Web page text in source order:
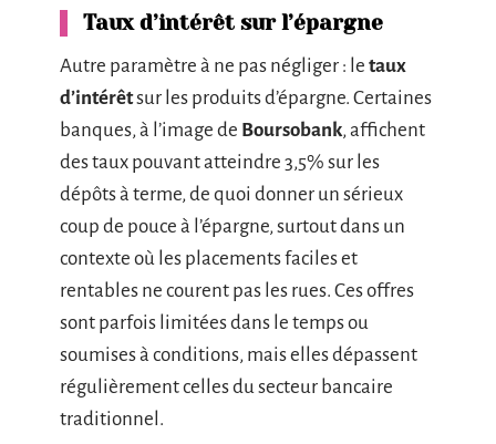
Taux d’intérêt sur l’épargne
Autre paramètre à ne pas négliger : le taux
d’intérêtsur les produits d’épargne. Certaines
banques, à l’image de Boursobank, affichent
des taux pouvant atteindre 3,5% sur les
dépôts à terme, de quoi donner un sérieux
coup de pouce à l’épargne, surtout dans un
contexte où les placements faciles et
rentables ne courent pas les rues. Ces offres
sont parfois limitées dans le temps ou
soumises à conditions, mais elles dépassent
régulièrement celles du secteur bancaire
traditionnel.